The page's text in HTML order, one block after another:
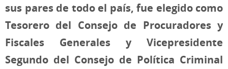
sus pares de todo el país, fue elegido como
Tesorero del Consejo de Procuradores y
Fiscales Generales y Vicepresidente
Segundo del Consejo de Política Criminal